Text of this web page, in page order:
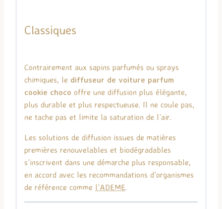
Classiques
Contrairement aux sapins parfumés ou sprays
chimiques, le diffuseur de voiture parfum
cookie choco offre une diffusion plus élégante,
plus durable et plus respectueuse. Il ne coule pas,
ne tache pas et limite la saturation de l’air.
Les solutions de diffusion issues de matières
premières renouvelables et biodégradables
s’inscrivent dans une démarche plus responsable,
en accord avec les recommandations d’organismes
de référence comme l’ADEME.